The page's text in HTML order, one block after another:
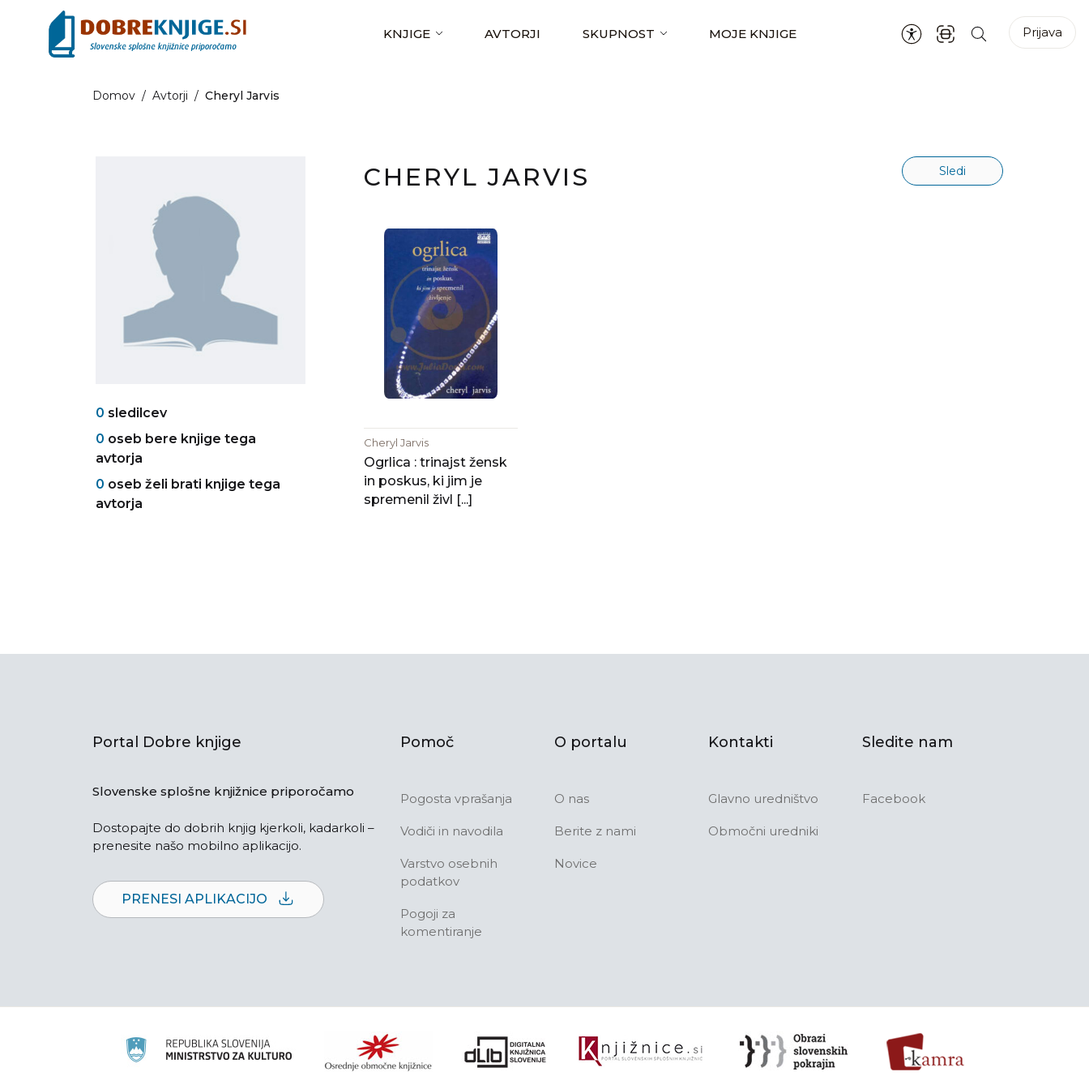
KNJIGE AVTORJI SKUPNOST MOJE KNJIGE Prijava
Domov / Avtorji / Cheryl Jarvis
0 sledilcev
0 oseb bere knjige tega
avtorja
0 oseb želi brati knjige tega
avtorja
CHERYL JARVIS Sledi
Cheryl Jarvis
Ogrlica : trinajst žensk
in poskus, ki jim je
spremenil živl [...]
Portal Dobre knjige
Slovenske splošne knjižnice priporočamo
Dostopajte do dobrih knjig kjerkoli, kadarkoli –
prenesite našo mobilno aplikacijo.
PRENESI APLIKACIJO
Pomoč
Pogosta vprašanja
Vodiči in navodila
Varstvo osebnih
podatkov
Pogoji za
komentiranje
O portalu
O nas
Berite z nami
Novice
Kontakti
Glavno uredništvo
Območni uredniki
Sledite nam
Facebook